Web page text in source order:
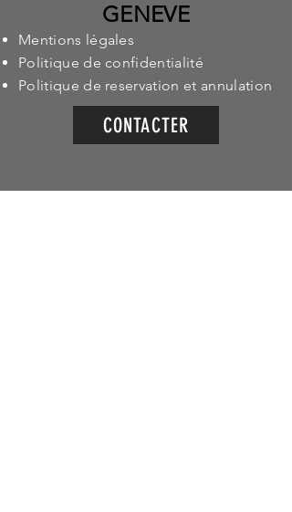
GENEVE
Mentions légales
Politique de confidentialité
Politique de reservation et annulation
CONTACTER